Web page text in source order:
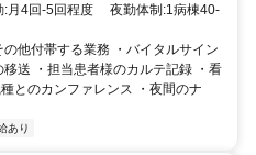
:月4回-5回程度 夜勤体制:1病棟40-
他付帯する業務 ・バイタルサイン
送 ・担当患者様のカルテ記録 ・看
とのカンファレンス ・夜間のナ
あり